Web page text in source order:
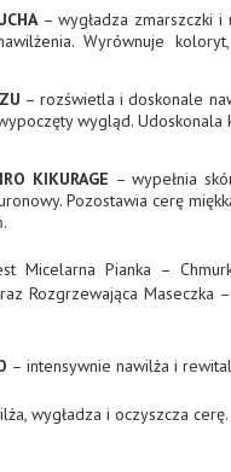
– wygładza zmarszczki i
Wyrównuje
– rozświetla i doskonale
wygląd.
KIKURAGE – wypełnia
Pozostawia cerę
Micelarna Pianka –
Rozgrzewająca Maseczka
– intensywnie nawilża i
wygładza i oczyszcza cerę.